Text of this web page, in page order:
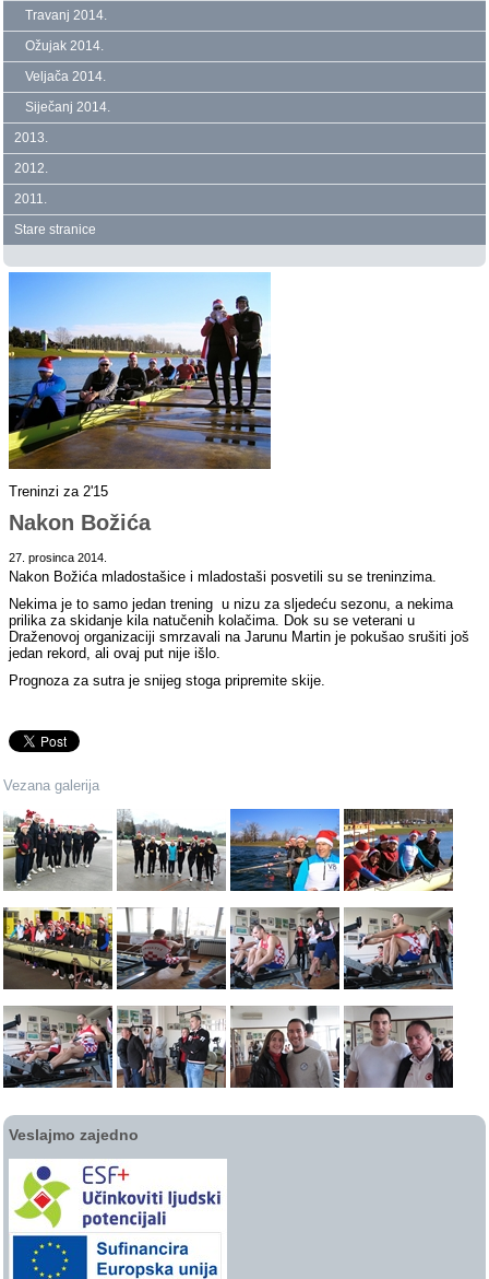
Travanj 2014.
Ožujak 2014.
Veljača 2014.
Siječanj 2014.
2013.
2012.
2011.
Stare stranice
Treninzi za 2'15
Nakon Božića
27. prosinca 2014.
Nakon Božića mladostašice i mladostaši posvetili su se treninzima.
Nekima je to samo jedan trening u nizu za sljedeću sezonu, a nekima
prilika za skidanje kila natučenih kolačima. Dok su se veterani u
Draženovoj organizaciji smrzavali na Jarunu Martin je pokušao srušiti još
jedan rekord, ali ovaj put nije išlo.
Prognoza za sutra je snijeg stoga pripremite skije.
Vezana galerija
Veslajmo zajedno